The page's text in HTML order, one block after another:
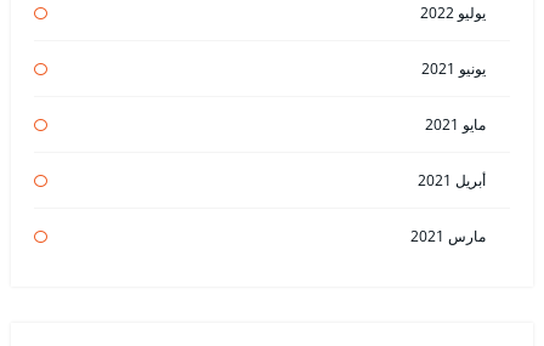
يوليو 2022
يونيو 2021
مايو 2021
أبريل 2021
مارس 2021